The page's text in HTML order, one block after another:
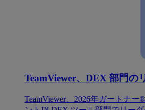
TeamViewer、DEX 部門の
TeamViewer、2026年ガートナ